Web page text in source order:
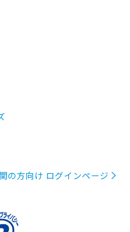
の方向け ログインページ